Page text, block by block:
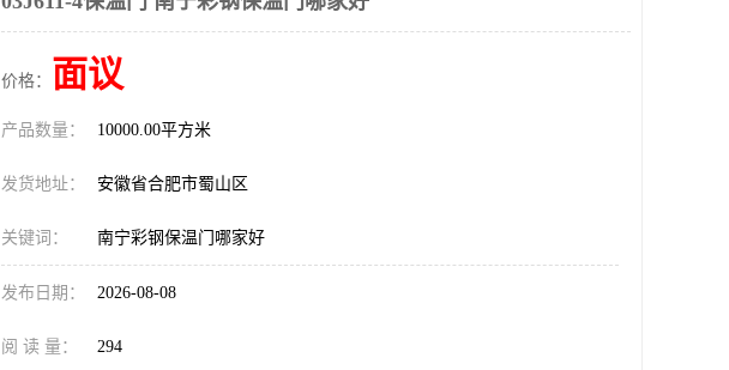
价格： 面议
产品数量： 10000.00平方米
发货地址： 安徽省合肥市蜀山区
关键词： 南宁彩钢保温门哪家好
发布日期： 2026-08-08
阅 读 量： 294